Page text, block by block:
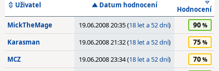
Uživatel Datum hodnocení
Hodnocení
MickTheMage
19.06.2008 20:35 (18 let a 52 dní) 90
Karasman 19.06.2008 21:32 (18 let a 52 dní) 75
MCZ 19.06.2008 23:34 (18 let a 52 dní) 70